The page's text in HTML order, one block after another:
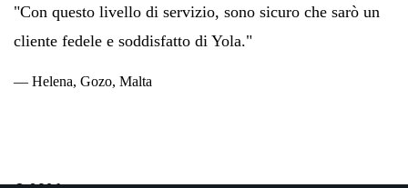
"Con questo livello di servizio, sono sicuro che sarò un
cliente fedele e soddisfatto di Yola."
— Helena, Gozo, Malta